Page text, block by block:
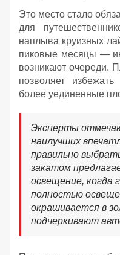
Это место стало
для
наплыва круизных
пиковые месяцы —
возникают очереди.
позволяет
более уединенные
Эксперты
наилучших
правильно
закатом
освещение, когда
полностью
окрашивается в
подчеркивают